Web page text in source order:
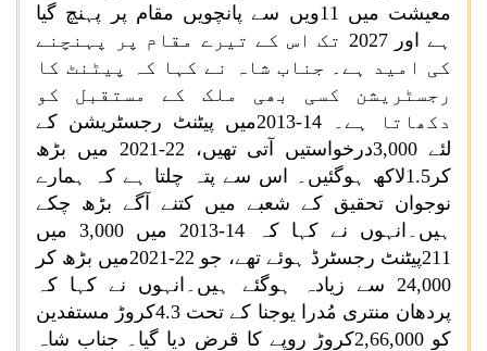
معیشت میں 11ویں سے پانچویں مقام پر پہنچ گیا
ہے اور 2027 تک اس کے تیرے مقام پر پہنچنے
کی امید ہے۔ جناب شاہ نے کہا کہ پیٹنٹ کا
رجسٹریشن کسی بھی ملک کے مستقبل کو
دکھاتا ہے۔ 14-2013میں پیٹنٹ رجسٹریشن کے
لئے 3,000
درخواستیں آتی تھیں، 22-2021 میں بڑھ
کر1.5لاکھ ہوگئیں۔ اس سے پتہ چلتا ہے کہ ہمارے
نوجوان تحقیق کے شعبے میں کتنے آگے بڑھ چکے
ہیں۔انہوں نے کہا کہ 14-2013 میں
3,000میں
211پیٹنٹ رجسٹرڈ ہوئے تھے، جو 22-2021میں بڑھ کر
24,000 سے زیادہ ہوگئے ہیں۔انہوں نے کہا کہ
پردھان منتری مُدرا یوجنا کے تحت 4.3کروڑ مستفدین
کو2,66,000کروڑ روپے کا قرض دیا گیا۔ جناب شاہ